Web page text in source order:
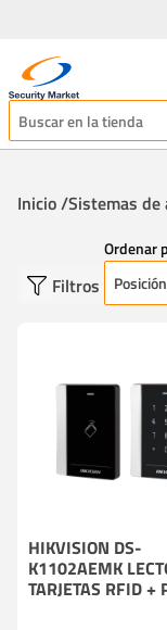
Inicio /Sistemas de
Filtros
Ordenar
HIKVISION DS-
K1102AEMK
TARJETAS RFID +